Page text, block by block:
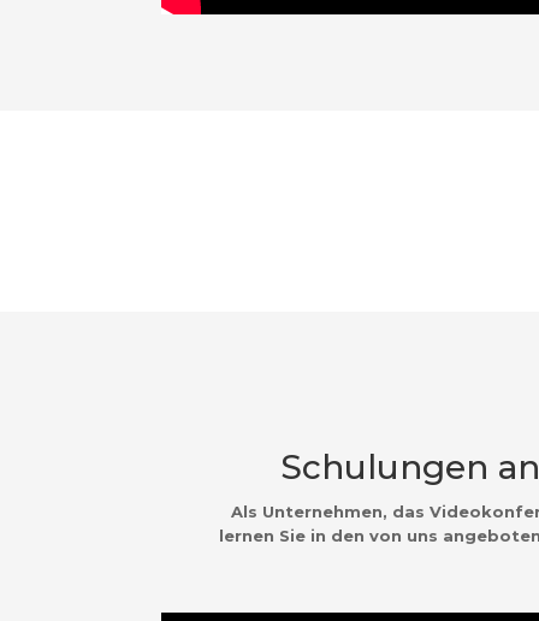
Schulungen
Als Unternehmen, das
lernen Sie in den von uns